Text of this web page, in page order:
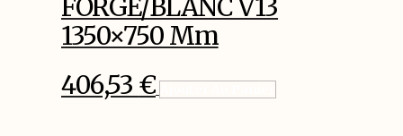
FORGÉ/BLANC V13
1350×750 Mm
406,53 €